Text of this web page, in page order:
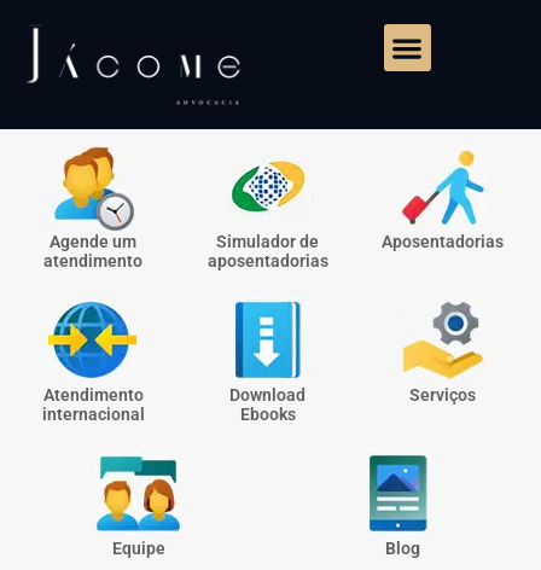
Agende um
atendimento
Simulador de
aposentadorias
Aposentadorias
Atendimento
internacional
Download
Ebooks
Serviços
Equipe Blog